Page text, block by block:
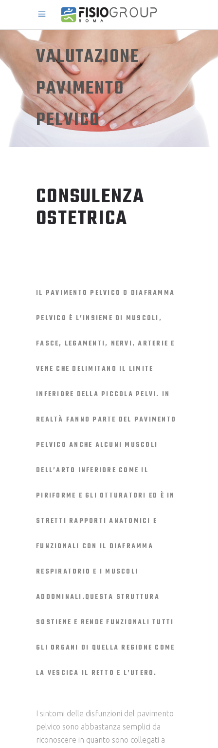
VALUTAZIONE
PAVIMENTO
PELVICO
CONSULENZA
OSTETRICA
IL PAVIMENTO PELVICO O DIAFRAMMA
PELVICO È L’INSIEME DI MUSCOLI,
FASCE, LEGAMENTI, NERVI, ARTERIE E
VENE CHE DELIMITANO IL LIMITE
INFERIORE DELLA PICCOLA PELVI. IN
REALTÀ FANNO PARTE DEL PAVIMENTO
PELVICO ANCHE ALCUNI MUSCOLI
DELL’ARTO INFERIORE COME IL
PIRIFORME E GLI OTTURATORI ED È IN
STRETTI RAPPORTI ANATOMICI E
FUNZIONALI CON IL DIAFRAMMA
RESPIRATORIO E I MUSCOLI
ADDOMINALI.QUESTA STRUTTURA
SOSTIENE E RENDE FUNZIONALI TUTTI
GLI ORGANI DI QUELLA REGIONE COME
LA VESCICA IL RETTO E L’UTERO.
I sintomi delle disfunzioni del pavimento
pelvico sono abbastanza semplici da
riconoscere in quanto sono collegati a